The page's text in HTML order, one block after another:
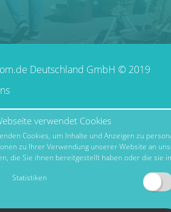
Deutschland GmbH © 2019
verwendet Cookies
Cookies, um Inhalte und Anzeigen zu
zu Ihrer Verwendung unserer Website an
die Sie ihnen bereitgestellt haben oder die sie
Statistiken